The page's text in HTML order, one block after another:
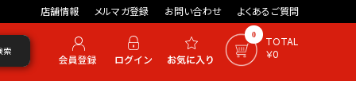
店舗情報 メルマガ登録 お問い合わせ よくあるご質問
0
TOTAL
￥0
索